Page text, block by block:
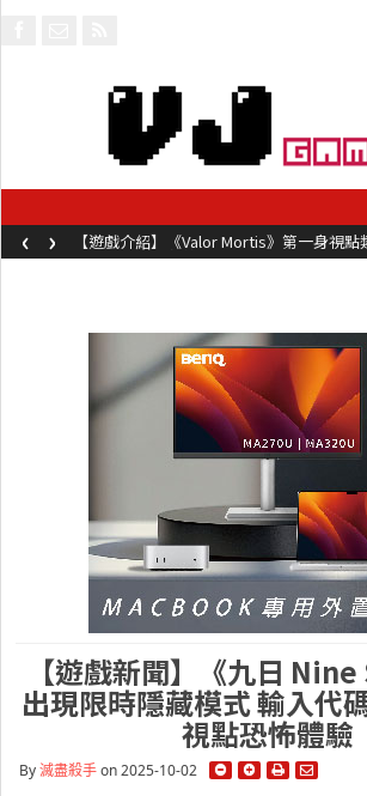
【遊戲介紹】《Valor Mortis》第一身視
槍械劍與魔法殺敵
‹ ›
【遊戲新聞】《九日
出現限時隱藏模式 輸入代
視點恐怖體驗
By滅盡殺手on 2025-10-02